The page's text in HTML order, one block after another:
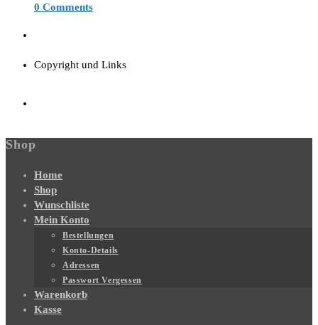
0 Comments
Copyright und Links
Shop
Home
Shop
Wunschliste
Mein Konto
Bestellungen
Konto-Details
Adressen
Passwort Vergessen
Warenkorb
Kasse